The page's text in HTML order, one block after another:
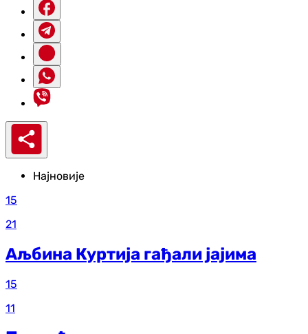
Најновије
15
21
Аљбина Куртија гађали јајима
15
11